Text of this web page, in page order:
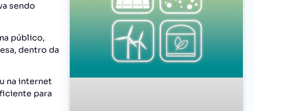
sendo
público,
dentro da
na internet
para